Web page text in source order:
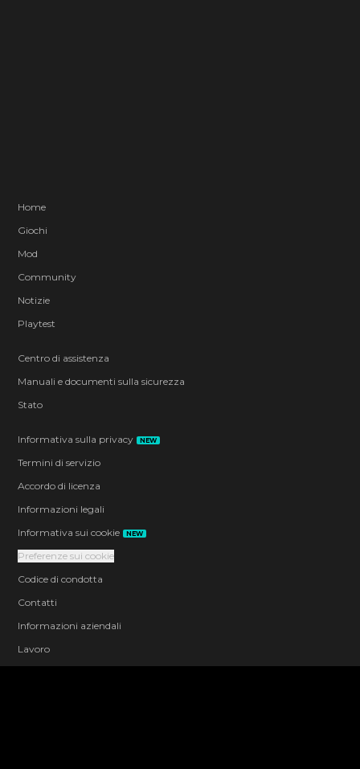
Home
Giochi
Mod
Community
Notizie
Playtest
Centro di assistenza
Manuali e documenti sulla sicurezza
Stato
Informativa sulla privacy NEW
Termini di servizio
Accordo di licenza
Informazioni legali
Informativa sui cookie
NEW
Preferenze sui cookie
Codice di condotta
Contatti
Informazioni aziendali
Lavoro